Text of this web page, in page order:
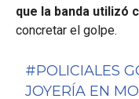
que la banda utilizó
concretar el golpe.
#POLICIALES
JOYERÍA EN